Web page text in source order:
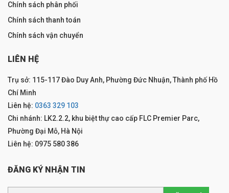
Chính sách phân phối
Chính sách thanh toán
Chính sách vận chuyển
LIÊN HỆ
Trụ sở: 115-117 Đào Duy Anh, Phường Đức Nhuận, Thành phố Hồ
Chí Minh
Liên hệ: 0363 329 103
Chi nhánh: LK2.2.2, khu biệt thự cao cấp FLC Premier Parc,
Phường Đại Mỗ, Hà Nội
Liên hệ: 0975 580 386
ĐĂNG KÝ NHẬN TIN